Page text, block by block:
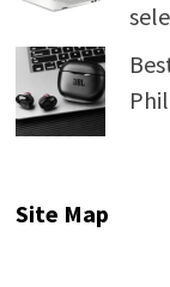
Site Map